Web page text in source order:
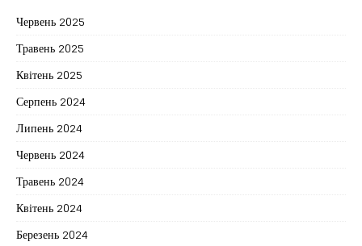
Червень 2025
Травень 2025
Квітень 2025
Серпень 2024
Липень 2024
Червень 2024
Травень 2024
Квітень 2024
Березень 2024